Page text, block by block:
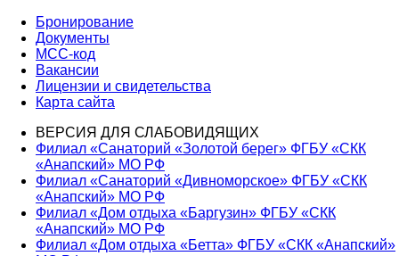
Бронирование
Документы
МСС-код
Вакансии
Лицензии и свидетельства
Карта сайта
ВЕРСИЯ ДЛЯ СЛАБОВИДЯЩИХ
Филиал «Санаторий «Золотой берег» ФГБУ «СКК
«Анапский» МО РФ
Филиал «Санаторий «Дивноморское» ФГБУ «СКК
«Анапский» МО РФ
Филиал «Дом отдыха «Баргузин» ФГБУ «СКК
«Анапский» МО РФ
Филиал «Дом отдыха «Бетта» ФГБУ «СКК «Анапский»